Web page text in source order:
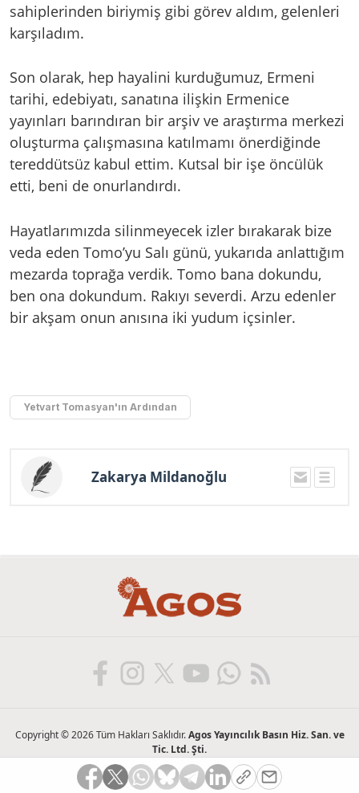
sahiplerinden biriymiş gibi görev aldım, gelenleri
karşıladım.
Son olarak, hep hayalini kurduğumuz, Ermeni
tarihi, edebiyatı, sanatına ilişkin Ermenice
yayınları barındıran bir arşiv ve araştırma merkezi
oluşturma çalışmasına katılmamı önerdiğinde
tereddütsüz kabul ettim. Kutsal bir işe öncülük
etti, beni de onurlandırdı.
Hayatlarımızda silinmeyecek izler bırakarak bize
veda eden Tomo’yu Salı günü, yukarıda anlattığım
mezarda toprağa verdik. Tomo bana dokundu,
ben ona dokundum. Rakıyı severdi. Arzu edenler
bir akşam onun anısına iki yudum içsinler.
Yetvart Tomasyan'ın Ardından
Zakarya Mildanoğlu
Copyright © 2026 Tüm Hakları Saklıdır.Agos Yayıncılık Basın Hiz. San. ve
Tic. Ltd. Şti.